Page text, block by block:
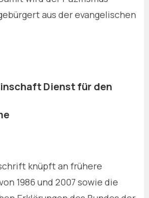
aus der evangelischen
Dienst für den
knüpft an frühere
1986 und 2007 sowie die